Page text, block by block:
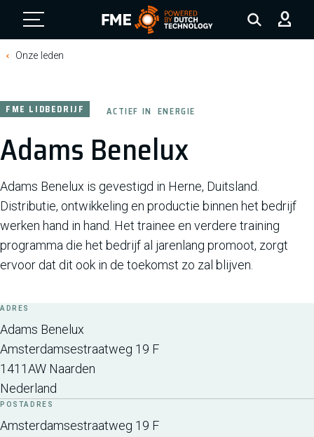
FME Logo, to the homepage
Onze leden
Adams Benelux
FME LIDBEDRIJF ACTIEF IN ENERGIE
Adams Benelux is gevestigd in Herne, Duitsland.
Distributie, ontwikkeling en productie binnen het bedrijf
werken hand in hand. Het trainee en verdere training
programma die het bedrijf al jarenlang promoot, zorgt
ervoor dat dit ook in de toekomst zo zal blijven.
ADRES
Adams Benelux
Amsterdamsestraatweg 19 F
1411AW Naarden
Nederland
POSTADRES
Amsterdamsestraatweg 19 F